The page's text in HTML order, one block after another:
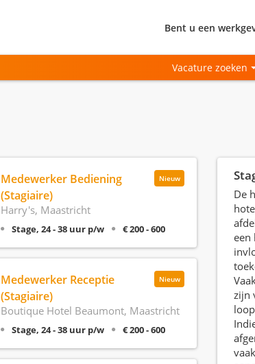
Bent u een
Vacature zoeken
Nieuw
Medewerker Bediening
(Stagiaire)
Harry's, Maastricht
Stage, 24 - 38 uur p/w € 200 - 600
Nieuw
Medewerker Receptie
(Stagiaire)
Boutique Hotel Beaumont, Maastricht
Stage, 24 - 38 uur p/w € 200 - 600
De
een
zijn